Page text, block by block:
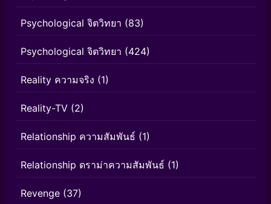
Psychological จิตวิทยา (83)
Psychological จิตวิทยา (424)
Reality ความจริง (1)
Reality-TV (2)
Relationship ความสัมพันธ์ (1)
Relationship ดราม่าความสัมพันธ์ (1)
Revenge (37)